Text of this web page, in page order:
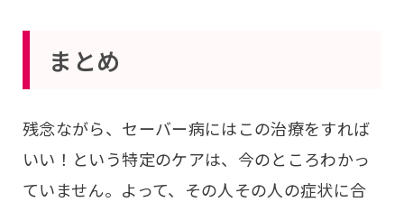
まとめ
残念ながら、セーバー病にはこの治療をすれば
いい！という特定のケアは、今のところわかっ
ていません。よって、その人その人の症状に合